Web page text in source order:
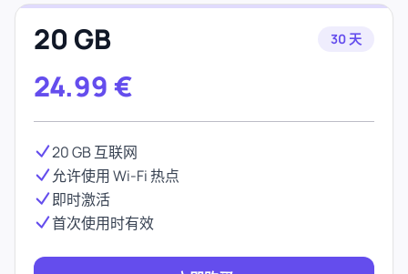
20 GB 30 天
24.99 €
20 GB 互联网
允许使用 Wi-Fi 热点
即时激活
首次使用时有效